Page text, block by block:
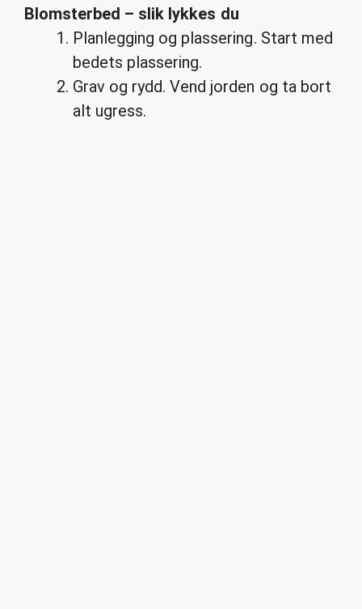
Blomsterbed – slik lykkes du
Planlegging og plassering. Start med
bedets plassering.
Grav og rydd. Vend jorden og ta bort
alt ugress.